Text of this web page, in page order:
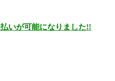
いが可能になりました!!